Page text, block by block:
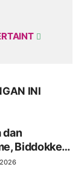
INI
dan
Biddokkes
Rikes